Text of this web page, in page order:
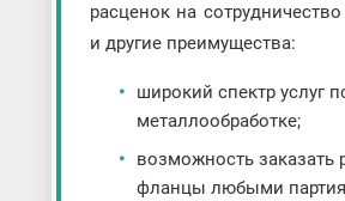
расценок на
и другие преимущества:
широкий спектр услуг
металлообработке;
возможность заказать
фланцы любыми